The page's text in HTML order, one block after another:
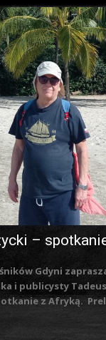
–
Gdyni
i publicysty